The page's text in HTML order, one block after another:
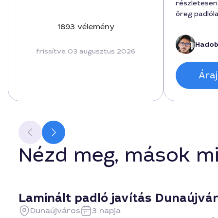
1893 vélemény
frissítve 03 augusztus 2026
öreg
A munka
lezajlott. A
és erős
hosszú
Nézd meg, mások
Laminált padló javítás
Dunaújváros
3 napja